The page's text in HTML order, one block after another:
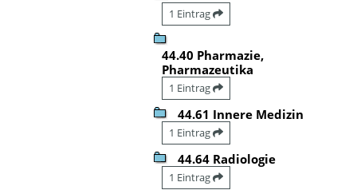
1 Eintrag
44.40 Pharmazie,
Pharmazeutika
1 Eintrag
44.61 Innere Medizin
1 Eintrag
44.64 Radiologie
1 Eintrag